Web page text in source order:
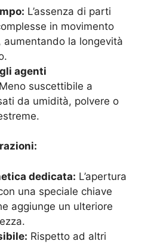
L’assenza di parti
in movimento
aumentando la longevità
agenti
Meno suscettibile a
da umidità, polvere o
dedicata: L’apertura
una speciale chiave
aggiunge un ulteriore
Rispetto ad altri